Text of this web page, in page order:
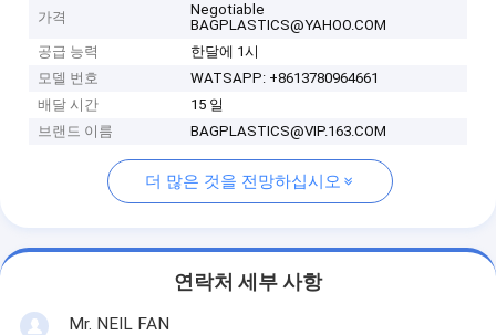
가격
Negotiable
BAGPLASTICS@YAHOO.COM
공급 능력
한달에 1시
모델 번호
WATSAPP: +8613780964661
배달 시간
15 일
브랜드 이름
BAGPLASTICS@VIP.163.COM
더 많은 것을 전망하십시오
연락처 세부 사항
Mr. NEIL FAN